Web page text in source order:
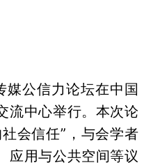
媒公信力论坛在中国
流中心举行。本次论
会信任”，与会学者
应用与公共空间等议